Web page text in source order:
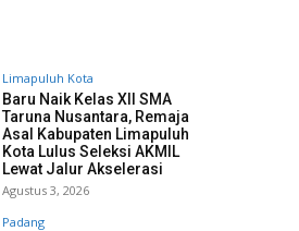
Limapuluh Kota
Baru Naik Kelas XII SMA
Taruna Nusantara, Remaja
Asal Kabupaten Limapuluh
Kota Lulus Seleksi AKMIL
Lewat Jalur Akselerasi
Agustus 3, 2026
Padang